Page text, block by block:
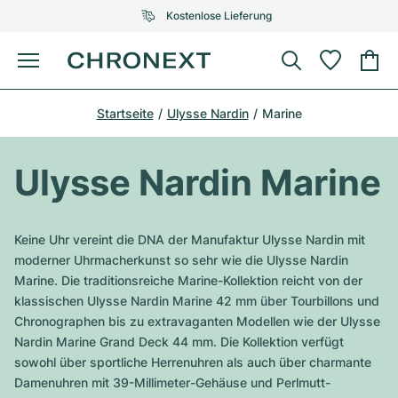
Kostenlose Lieferung
Menü
Uhr kaufen
AUSGEWÄHLTE MARKEN
Alle Rolex Modelle
Top-Modelle
Air-King
Omega
Alle Omega Modelle
Top-Modelle
Patek Philippe
Alle Patek Philippe Modelle
Top-Modelle
Audemars Piguet
Alle Audemars Piguet Modelle
Cartier
Breitling
Schmuck
AUSGEWÄHLTE MARKEN
Tiffany
Louis Vuitton
Gebauer & Gebauer
Van Cleef & Arpels
Bvlgari
Neuzugänge
Service
Startseite Ulysse Nardin Marine
Ulysse Nardin Marine
Keine Uhr vereint die DNA der Manufaktur Ulysse Nardin mit
moderner Uhrmacherkunst so sehr wie die Ulysse Nardin
Marine. Die traditionsreiche Marine-Kollektion reicht von der
klassischen Ulysse Nardin Marine 42 mm über Tourbillons und
Chronographen bis zu extravaganten Modellen wie der Ulysse
Nardin Marine Grand Deck 44 mm. Die Kollektion verfügt
sowohl über sportliche Herrenuhren als auch über charmante
Damenuhren mit 39-Millimeter-Gehäuse und Perlmutt-